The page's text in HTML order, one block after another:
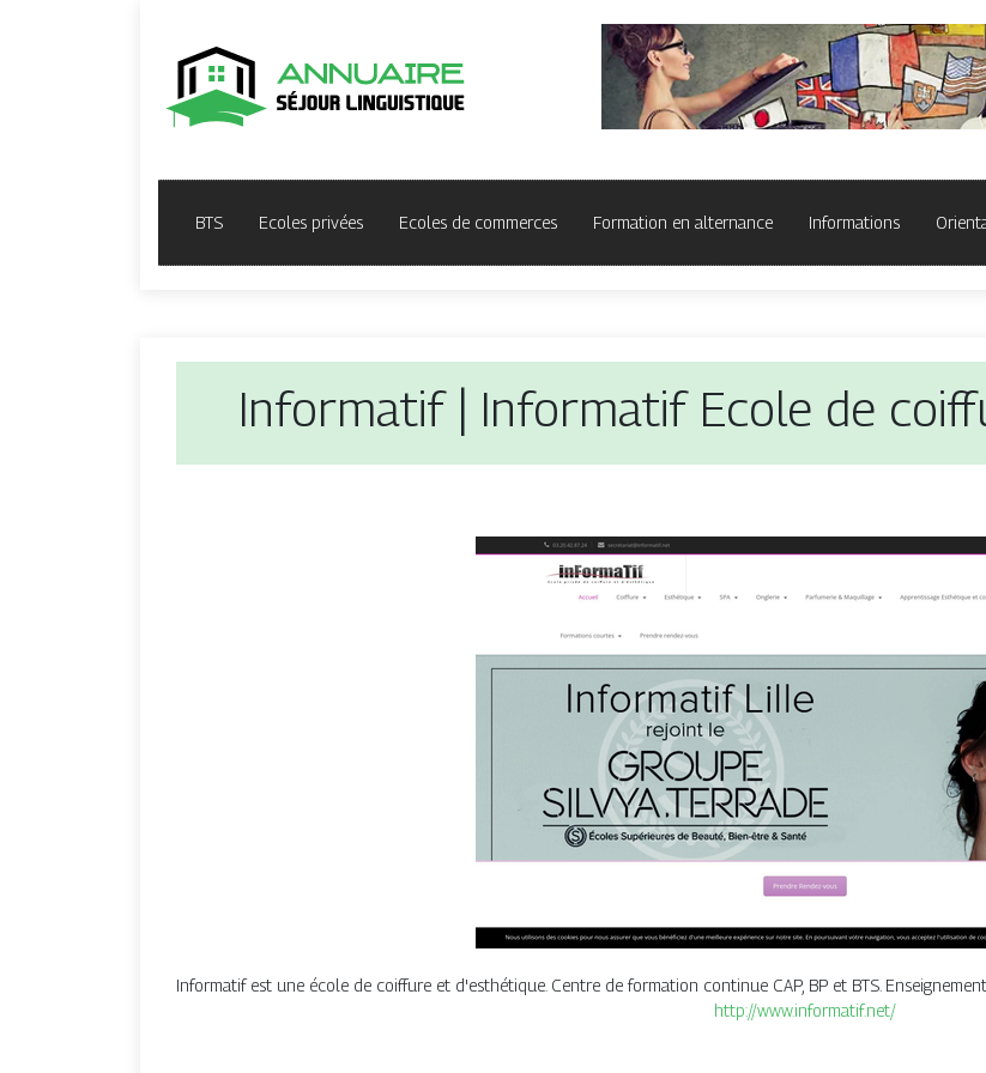
BTS Ecoles privées Ecoles de commerces Formation en alternance Informations
Informatif | Informatif Ecole de
Informatif est une école de coiffure et d'esthétique. Centre de formation continue CAP, BP et BTS.
http://www.informatif.net/